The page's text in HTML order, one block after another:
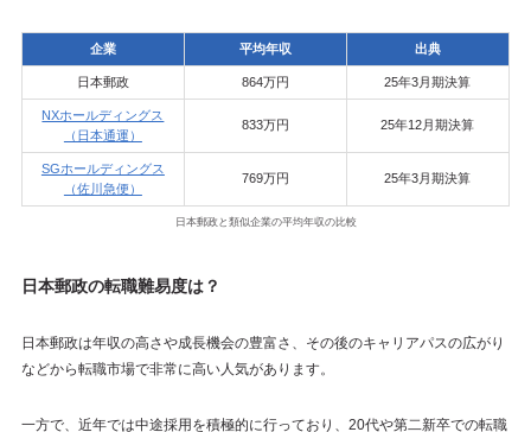
企業 平均年収 出典
日本郵政 864万円 25年3月期決算
NXホールディングス
（日本通運）
833万円 25年12月期決算
SGホールディングス
（佐川急便）
769万円 25年3月期決算
日本郵政と類似企業の平均年収の比較
日本郵政の転職難易度は？
日本郵政は年収の高さや成長機会の豊富さ、その後のキャリアパスの広がり
などから転職市場で非常に高い人気があります。
一方で、近年では中途採用を積極的に行っており、20代や第二新卒での転職